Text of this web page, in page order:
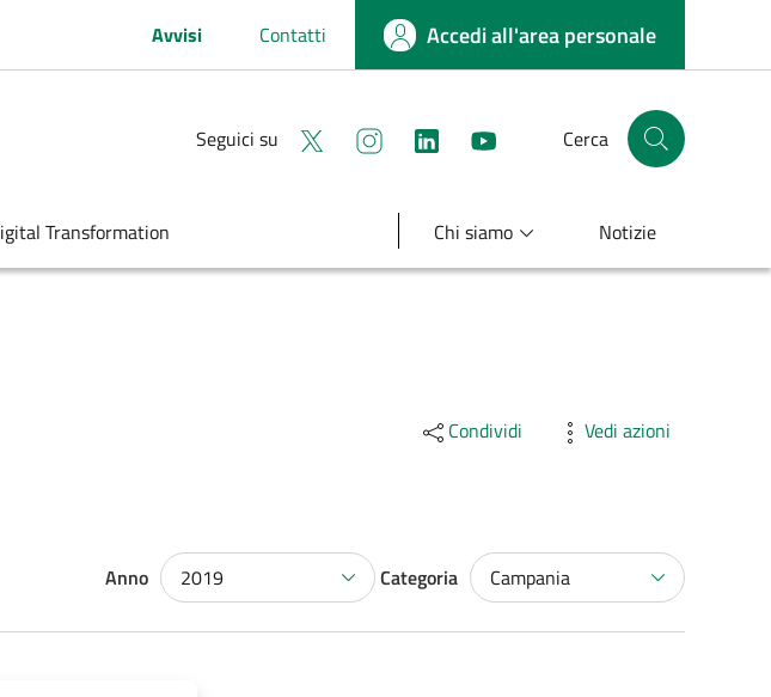
Avvisi Contatti Accedi all'area personale
Seguici su Seguici su XSeguici su instagram
linkedin youtubeCerca Cerca nel sito
Transformation Chi siamo Notizie
Condividi Vedi azioni
Anno 2019 Categoria Campania